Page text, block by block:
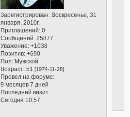
Зарегистрирован: Воскресенье, 31
января, 2010г.
Приглашений: 0
Сообщений: 25877
Уважение: +1038
Позитив: +690
Пол: Мужской
Возраст: 51[1974-11-28]
Провел на форуме:
9 месяцев 7 дней
Последний визит:
Сегодня 10:57